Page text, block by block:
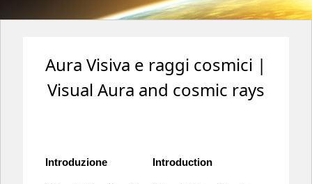
Aura Visiva e raggi cosmici |
Visual Aura and cosmic rays
Introduzione Introduction